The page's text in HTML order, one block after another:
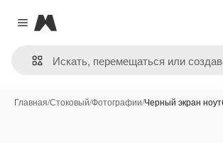
Close menu
Magnific
Главная/Стоковый/Фотографии/Черный экран